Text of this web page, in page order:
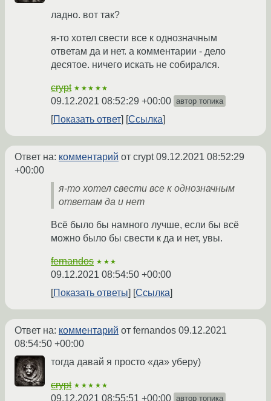
ладно. вот так?
я-то хотел свести все к однозначным
ответам да и нет. а комментарии - дело
десятое. ничего искать не собирался.
crypt ★★★★★
09.12.2021 08:52:29 +00:00 автор топика
Показать ответ Ссылка
Ответ на: комментарий от crypt09.12.2021 08:52:29
+00:00
я-то хотел свести все к однозначным
ответам да и нет
Всё было бы намного лучше, если бы всё
можно было бы свести к да и нет, увы.
fernandos ★★★
09.12.2021 08:54:50 +00:00
Показать ответы
Ссылка
Ответ на: комментарий от fernandos 09.12.2021
08:54:50 +00:00
тогда давай я просто «да» уберу)
crypt ★★★★★
09.12.2021 08:55:51 +00:00 автор топика